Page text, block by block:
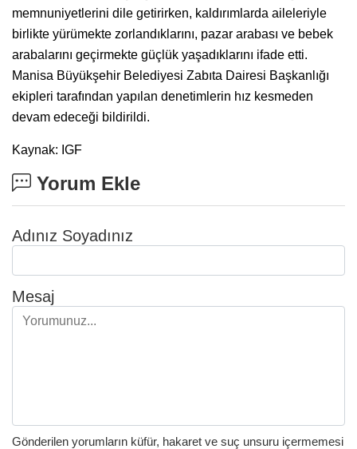
memnuniyetlerini dile getirirken, kaldırımlarda aileleriyle
birlikte yürümekte zorlandıklarını, pazar arabası ve bebek
arabalarını geçirmekte güçlük yaşadıklarını ifade etti.
Manisa Büyükşehir Belediyesi Zabıta Dairesi Başkanlığı
ekipleri tarafından yapılan denetimlerin hız kesmeden
devam edeceği bildirildi.
Kaynak: IGF
Yorum Ekle
Adınız Soyadınız
Mesaj
Gönderilen yorumların küfür, hakaret ve suç unsuru içermemesi